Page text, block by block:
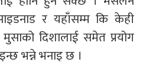
र यहाँसम्म कि केही
दिशालाई समेत प्रयोग
भन्ने भनाइ छ ।